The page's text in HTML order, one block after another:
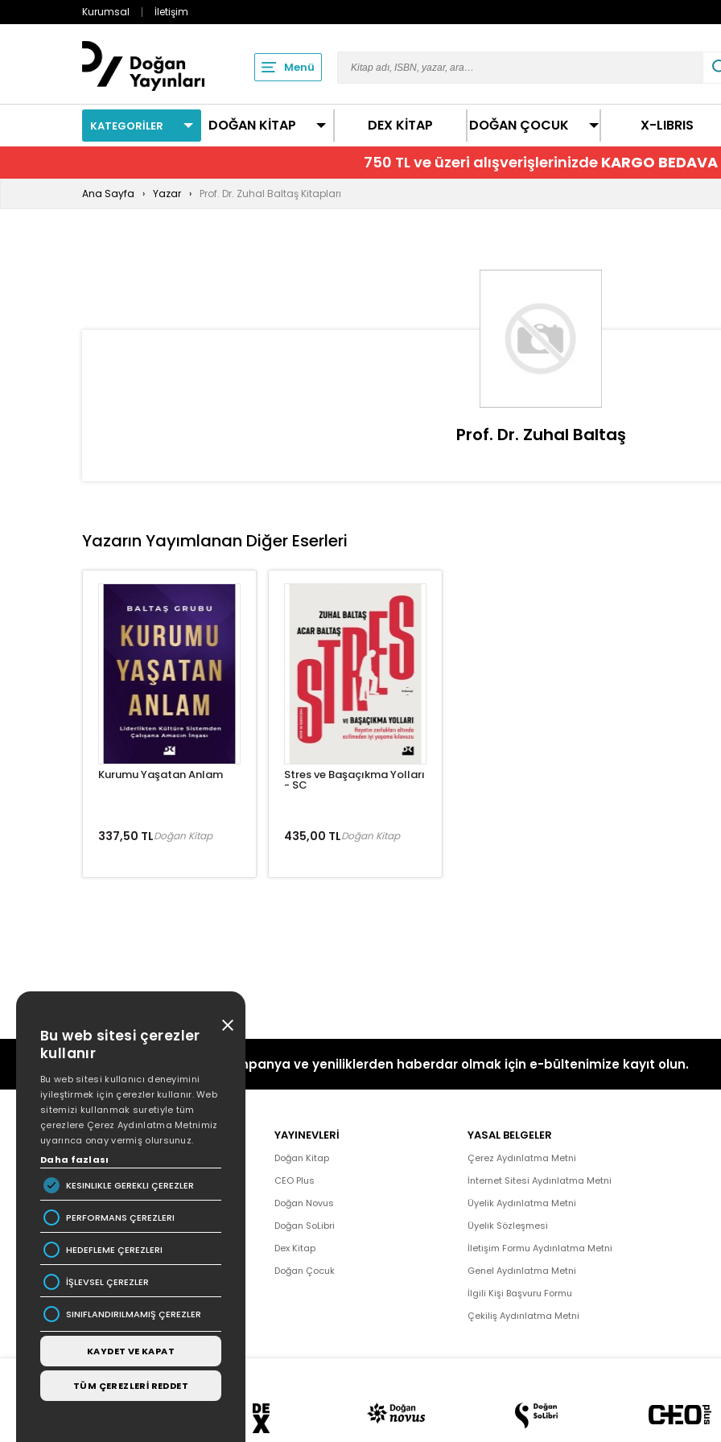
Kurumsal İletişim
Menü
KATEGORİLER DOĞAN KİTAP DEX KİTAP DOĞAN ÇOCUK X-LIBRIS
750 TL ve üzeri alışverişlerinizde KARGO BEDAVA
Ana Sayfa Yazar Prof. Dr. Zuhal Baltaş Kitapları
Prof. Dr. Zuhal Baltaş
Yazarın Yayımlanan Diğer Eserleri
Kurumu Yaşatan Anlam
337,50 TLDoğan Kitap
Stres ve Başaçıkma Yolları
- SC
435,00 TLDoğan Kitap
Kampanya ve yeniliklerden haberdar olmak için e-bültenimize kayıt olun.
POPÜLER
Hakkımızda
Yazar Listesi
İletişim
Bizden Haberler
YAYINEVLERİ
Doğan Kitap
CEO Plus
Doğan Novus
Doğan SoLibri
Dex Kitap
Doğan Çocuk
YASAL BELGELER
Çerez Aydınlatma Metni
İnternet Sitesi Aydınlatma Metni
Üyelik Aydınlatma Metni
Üyelik Sözleşmesi
İletişim Formu Aydınlatma Metni
Genel Aydınlatma Metni
İlgili Kişi Başvuru Formu
Çekiliş Aydınlatma Metni
Bu web sitesi çerezler
kullanır
Bu web sitesi kullanıcı deneyimini
iyileştirmek için çerezler kullanır. Web
sitemizi kullanmak suretiyle tüm
çerezlere Çerez Aydınlatma Metnimiz
uyarınca onay vermiş olursunuz.
Daha fazlası
KESINLIKLE GEREKLI ÇEREZLER
PERFORMANS ÇEREZLERI
HEDEFLEME ÇEREZLERI
İŞLEVSEL ÇEREZLER
SINIFLANDIRILMAMIŞ ÇEREZLER
KAYDET VE KAPAT
TÜM ÇEREZLERİ REDDET